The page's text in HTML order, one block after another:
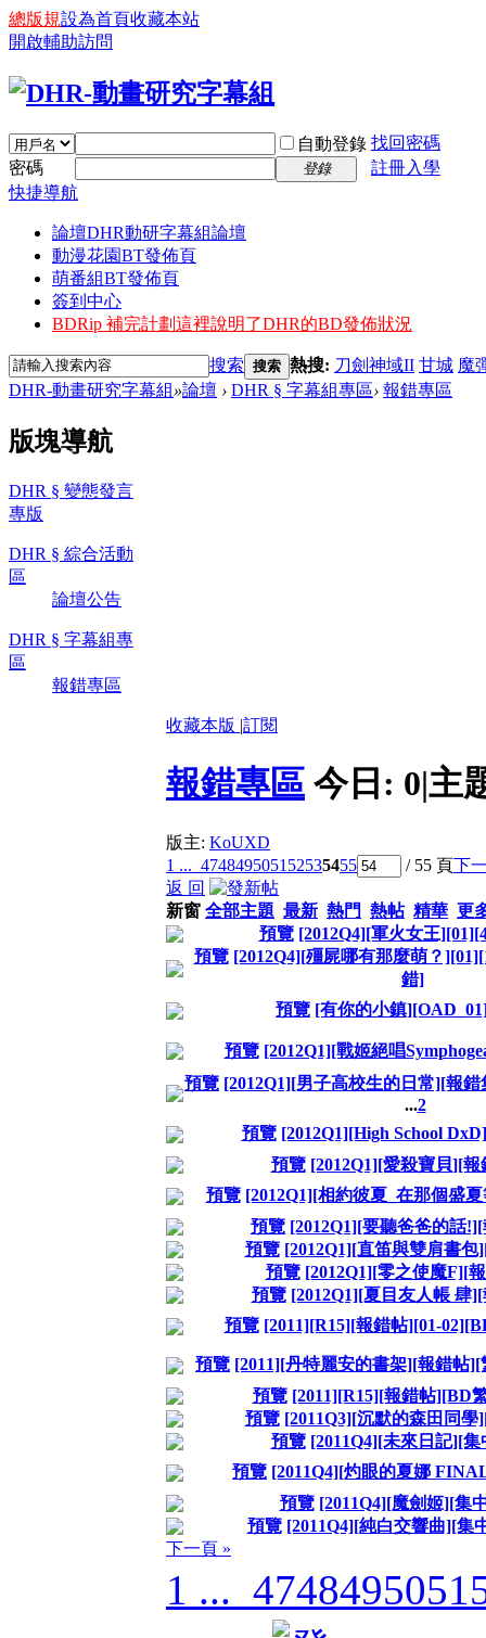
總版規設為首頁收藏本站
開啟輔助訪問
自動登錄 找回密碼
密碼
登錄
註冊入學
快捷導航
論壇DHR動研字幕組論壇
動漫花園BT發佈頁
萌番組BT發佈頁
簽到中心
BDRip 補完計劃這裡說明了DHR的BD發佈狀況
搜索 搜索 熱搜: 刀劍神域II 甘城 魔
DHR-動畫研究字幕組»論壇 › DHR § 字幕組專區› 報錯專區
版塊導航
DHR § 變態發言
專版
DHR § 綜合活動
區
論壇公告
DHR § 字幕組專
區
報錯專區
收藏本版 |訂閱
報錯專區 今日: 0|主
版主: KoUXD
1 ... 4748495051 52535455 / 55 頁下
返 回
新窗 全部主題 最新 熱門 熱帖 精華 更
預覽 [2012Q4][軍火女王
預覽 [2012Q4][殭屍哪有那麼萌？
錯]
預覽 [有你的小鎮
預覽 [2012Q1][戰姬絕唱
預覽 [2012Q1][男子高校生的日常][報錯
...2
預覽 [2012Q1][High School
預覽 [2012Q1][愛殺寶貝][
預覽 [2012Q1][相約彼夏_在那個盛
預覽 [2012Q1][要聽爸爸的話
預覽 [2012Q1][直笛與雙肩書包
預覽 [2012Q1][零之使魔F][
預覽 [2012Q1][夏目友人帳 肆
預覽 [2011][R15][報錯帖][01-
預覽 [2011][丹特麗安的書架][報錯帖][
預覽 [2011][R15][報錯帖][BD
預覽 [2011Q3][沉默的森田同學
預覽 [2011Q4][未來日記][
預覽 [2011Q4][灼眼的夏娜
預覽 [2011Q4][魔劍姬][集
預覽 [2011Q4][純白交響曲][集
下一頁 »
1 ... 4748495051